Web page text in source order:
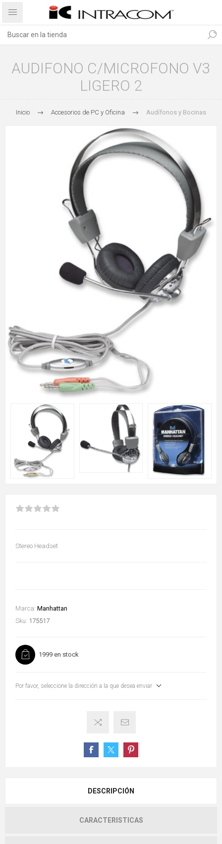
AUDIFONO C/MICROFONO V3
LIGERO 2
Inicio Accesorios de PC y Oficina Audífonos y Bocinas
Stereo Headset
Marca: Manhattan
Sku: 175517
1999 en stock
Por favor, seleccione la dirección a la que desea enviar
DESCRIPCIÓN
CARACTERISTICAS